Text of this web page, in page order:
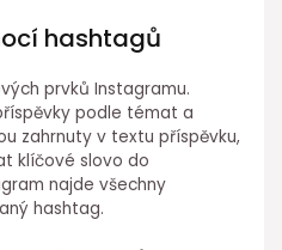
hashtagů
prvků Instagramu.
podle témat a
zahrnuty v textu příspěvku,
klíčové slovo do
najde všechny
hashtag.